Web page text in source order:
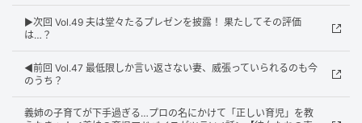
▶︎次回 Vol.49 夫は堂々たるプレゼンを披露！ 果たしてその評価
は…？
◀︎前回 Vol.47 最低限しか言い返さない妻、威張っていられるのも今
のうち？
義姉の子育てが下手過ぎる…プロの名にかけて「正しい育児」を教